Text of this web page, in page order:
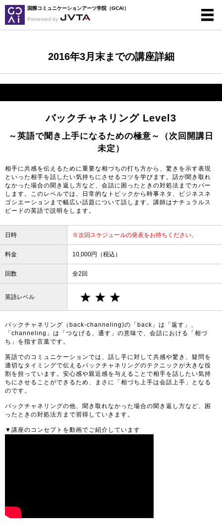
国際コミュニケーションアーツ学院（GCAI）
Presented by
2016年3月末までの講座詳細
バックチャネリング Level3
～英語で聞き上手になるための極意～（次回開講日
未定）
相手に共感を伝えるために重要な相づちの打ち方から、驚きを示す表現
といった相手を話したい気持ちにさせるコツを学びます。話が聞き取れ
なかった場合の聞き返し方など、会話に困ったときの対処法までカバー
します。このレベルでは、日常的なトピックから時事ネタ、ビジネスネ
ゴシエーションまで幅広い話題について話します。講師はナチュラルス
ピードの英語で説明をします。
日時 ※次回スケジュールの発表をお待ちください。
料金 10,000円（税込）
回数 全2回
英語レベル
バックチャネリング（back-channeling)の「back」は「返す」、
「channeling」は「つなげる、通す」の意味で、会話における「相づ
ち」を指す言葉です。
英語でのコミュニケーションでは、話し手に対して共感や驚き、疑問を
適切なタイミングで伝えるバックチャネリングのテクニックが大きな役
割を担っています。安心感や親近感を与えることで相手を話したい気持
ちにさせることができるため、まさに「相づち上手は会話上手」となる
のです。
バックチャネリングの他、聞き取れなかった場合の聞き返し方など、困
ったときの対処法方まで習得していきます。
▼講座のコンセプトを動画でご紹介しています